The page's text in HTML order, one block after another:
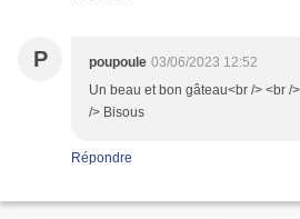
P poupoule 03/06/2023 12:52
Un beau et bon gâteau<br /> <br /
/> Bisous
Répondre